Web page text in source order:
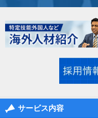
サービス内容